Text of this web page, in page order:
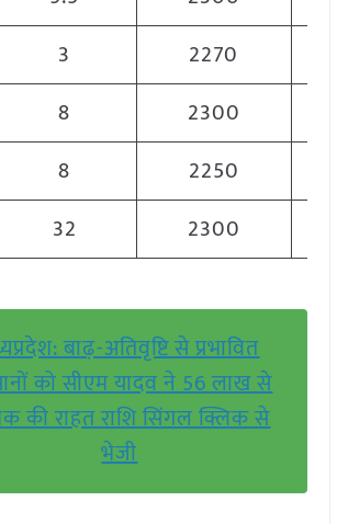
3
2270
8
2300
8
2250
32 2300
बाढ़-अतिवृष्टि से प्रभावित
को सीएम यादव ने 56 लाख से
की राहत राशि सिंगल क्लिक से
भेजी